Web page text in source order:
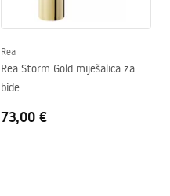
Rea
Rea Storm Gold miješalica za
bide
73,00 €